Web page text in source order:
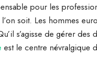
pour les
soit. Les hommes
s’agisse de gérer
est le centre névralgique